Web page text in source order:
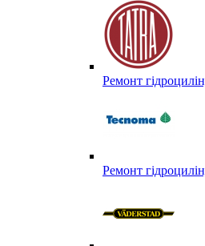
Ремонт
Ремонт